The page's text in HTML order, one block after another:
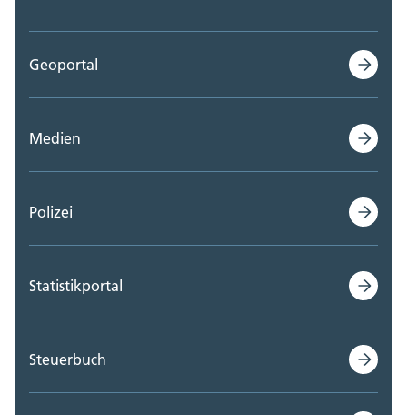
Geoportal
Medien
Polizei
Statistikportal
Steuerbuch